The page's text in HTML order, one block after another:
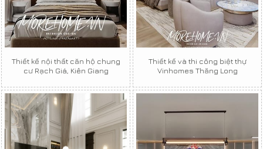
Thiết kế nội thất căn hộ chung
cư Rạch Giá, Kiên Giang
Thiết kế và thi công biệt thự
Vinhomes Thăng Long